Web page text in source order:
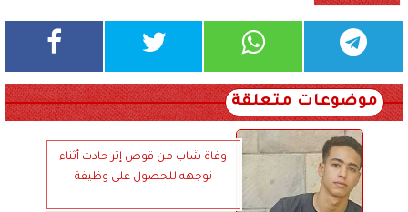
موضوعات متعلقة
وفاة شاب من قوص إثر حادث أثناء
توجهه للحصول على وظيفة